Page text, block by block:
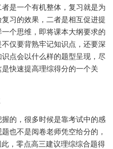
是一个有机整体，复习就是为
习的效果，二者是相互促进提
个思维，即将课本大纲要求的
仅要背熟牢记知识点，还要深
点会以什么样的题型呈现，尽
快速提高理综得分的一个关
的，很多时候是靠考试中的感
也不是阅卷老师凭空给分的，
，零点高三建议理综综合题得